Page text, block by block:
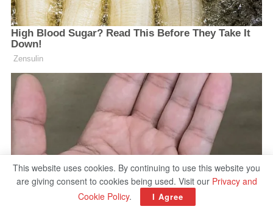
This website uses cookies. By continuing to use this website you
are giving consent to cookies being used. Visit our Privacy and
Cookie Policy. I Agree